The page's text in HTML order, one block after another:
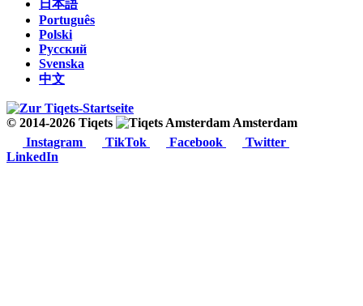
日本語
Português
Polski
Русский
Svenska
中文
© 2014-2026 Tiqets
Amsterdam
Instagram
TikTok Facebook
Twitter
LinkedIn